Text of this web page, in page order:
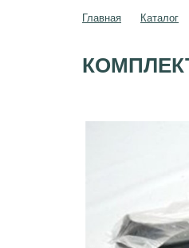
Главная Каталог